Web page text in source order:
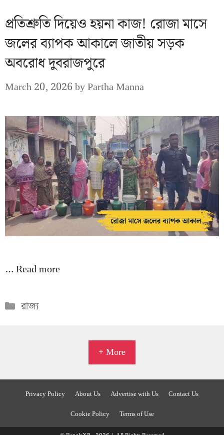
প্রতিশ্রুতি দিয়েও হয়না কাজ! রোজা মাসে
জলের ব্যাপক আকালে জাতীয় সড়ক
অবরোধ দুবরাজপুরে
March 20, 2026byPartha Manna
…Read more
Categories
রাজ্য
+ More
Privacy Policy About Us Advertise with Us
Contact Us
Cookie Policy
Terms of Use